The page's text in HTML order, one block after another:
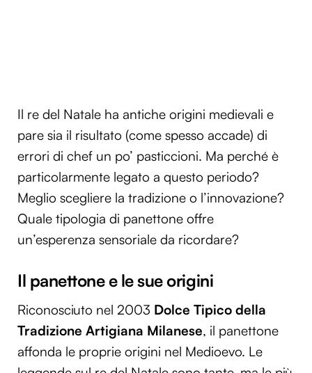
Il re del Natale ha antiche origini medievali e
pare sia il risultato (come spesso accade) di
errori di chef un po’ pasticcioni. Ma perché è
particolarmente legato a questo periodo?
Meglio scegliere la tradizione o l’innovazione?
Quale tipologia di panettone offre
un’esperenza sensoriale da ricordare?
Il panettone e le sue origini
Riconosciuto nel 2003 Dolce Tipico della
Tradizione Artigiana Milanese, il panettone
affonda le proprie origini nel Medioevo. Le